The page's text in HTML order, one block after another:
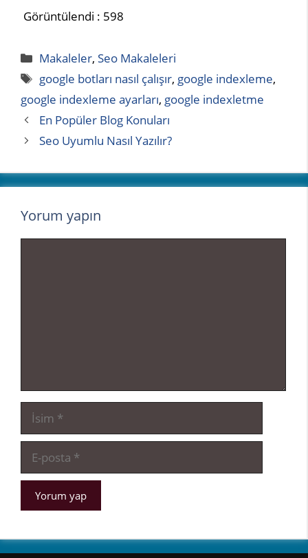
Görüntülendi : 598
Kategoriler
Makaleler,Seo Makaleleri
Etiketler
google botları nasıl çalışır, google indexleme,
google indexleme ayarları, google indexletme
En Popüler Blog Konuları
Seo Uyumlu Nasıl Yazılır?
Yorum yapın
İsim
posta